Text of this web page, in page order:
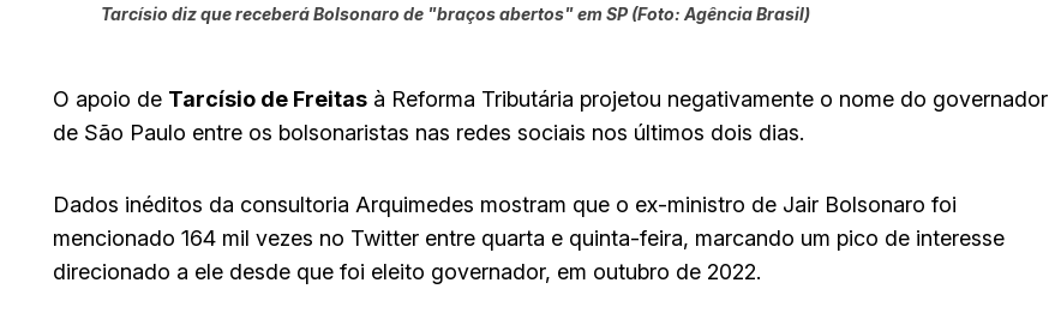
Tarcísio diz que receberá Bolsonaro de "braços abertos" em SP (Foto: Agência Brasil)
O apoio de Tarcísio de Freitas à Reforma Tributária projetou negativamente o nome do governador
de São Paulo entre os bolsonaristas nas redes sociais nos últimos dois dias.
Dados inéditos da consultoria Arquimedes mostram que o ex-ministro de Jair Bolsonaro foi
mencionado 164 mil vezes no Twitter entre quarta e quinta-feira, marcando um pico de interesse
direcionado a ele desde que foi eleito governador, em outubro de 2022.